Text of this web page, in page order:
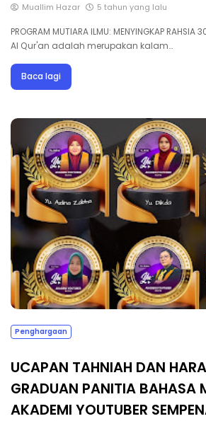
Muallim Hazar 5 tahun yang lalu
PROGRAM MUTIARA ILMU: MENYINGKAP RAHSIA
Al Qur'an adalah merupakan kalam…
Baca lagi
Penghargaan
UCAPAN TAHNIAH DAN
GRADUAN PANITIA BAHASA
AKADEMI YOUTUBER